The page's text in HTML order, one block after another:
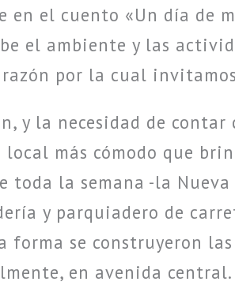
en el cuento «Un día de
el ambiente y las
por la cual
y la necesidad de contar
más cómodo que
la semana -la Nueva
y parquiadero de
forma se construyeron
en avenida central.